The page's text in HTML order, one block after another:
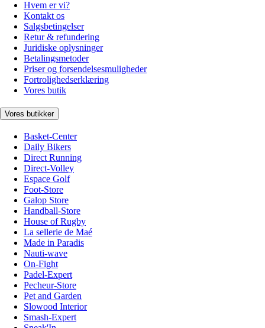
Hvem er vi?
Kontakt os
Salgsbetingelser
Retur & refundering
Juridiske oplysninger
Betalingsmetoder
Priser og forsendelsesmuligheder
Fortrolighedserklæring
Vores butik
Vores butikker
Basket-Center
Daily Bikers
Direct Running
Direct-Volley
Espace Golf
Foot-Store
Galop Store
Handball-Store
House of Rugby
La sellerie de Maé
Made in Paradis
Nauti-wave
On-Fight
Padel-Expert
Pecheur-Store
Pet and Garden
Slowood Interior
Smash-Expert